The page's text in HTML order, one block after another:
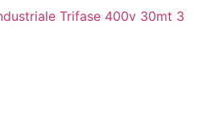
Trifase 400v 30mt 3